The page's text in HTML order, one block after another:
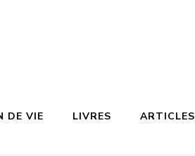
DE VIE LIVRES ARTICLES